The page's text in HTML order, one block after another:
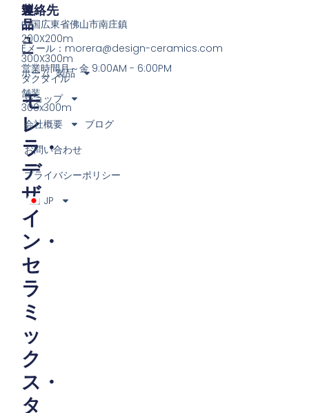
モ
レ
ラ・
デ
ザ
イ
ン・
セ
ラ
ミ
ッ
ク
ス・
タ
製
品
200X200m
300X300m
タクタイル
舗装
300x300m
メ
ニ
ュ
ー
ホーム 製品
ショップ
会社概要
ブログ
お問い合わせ
プライバシーポリシー
JP
連絡先
中国広東省佛山市南庄鎮
Eメール： morera@design-ceramics.com
営業時間月～金 9:00AM - 6:00PM